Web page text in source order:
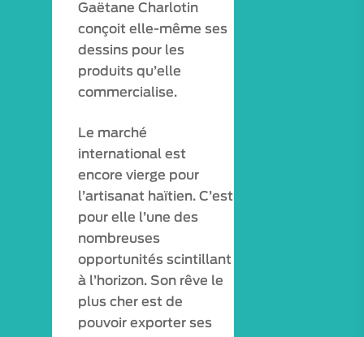
Gaëtane Charlotin
conçoit elle-même ses
dessins pour les
produits qu’elle
commercialise.
Le marché
international est
encore vierge pour
l’artisanat haïtien. C’est
pour elle l’une des
nombreuses
opportunités scintillant
à l’horizon. Son rêve le
plus cher est de
pouvoir exporter ses